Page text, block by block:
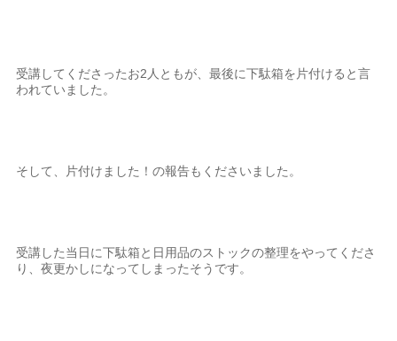
受講してくださったお2人ともが、最後に下駄箱を片付けると言
われていました。
そして、片付けました！の報告もくださいました。
受講した当日に下駄箱と日用品のストックの整理をやってくださ
り、夜更かしになってしまったそうです。